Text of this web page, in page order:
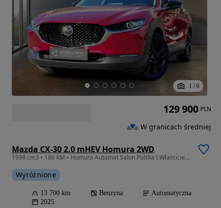
1 / 6
Mazda CX-30 2.0 mHEV Homura 2WD
1998 cm3 • 186 KM • Homura Automat Salon Polska I Właściciel FV23%
Wyróżnione
13 700 km Benzyna
Automatyczna
2025
129 900 PLN
W granicach średniej